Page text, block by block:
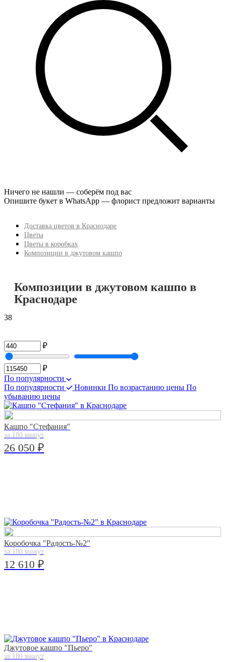
Ничего не нашли — соберём под вас
Опишите букет в WhatsApp — флорист предложит варианты
Доставка цветов в Краснодаре
Цветы
Цветы в коробках
Композиции в джутовом кашпо
Композиции в джутовом кашпо в
Краснодаре
38
₽
₽
По популярности
По популярности
Новинки По возрастанию цены По
убыванию цены
Кашпо "Стефания"
за 180 минут
26 050 ₽
Коробочка "Радость-№2"
за 180 минут
12 610 ₽
Джутовое кашпо "Пьеро"
за 180 минут